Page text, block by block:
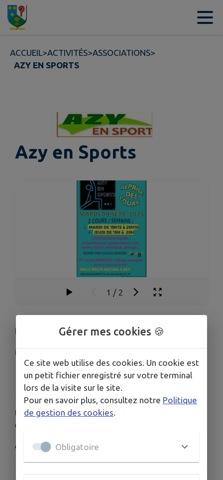
Contenu
ACCUEIL>ACTIVITÉS>ASSOCIATIONS>
AZY EN SPORTS
Azy en Sports
1 / 2
Présidente
Madame Christelle GERMAIN
Télécharger la pièce jointe
HORAIRES
Cours tous les mardi et jeudi (hors vacances scolaires)
de 19 h à 20 h
Gérer mes cookies 🍪
Ce site web utilise des cookies. Un cookie est
un petit fichier enregistré sur votre terminal
lors de la visite sur le site.
Pour en savoir plus, consultez notre Politique
de gestion des cookies.
Obligatoire